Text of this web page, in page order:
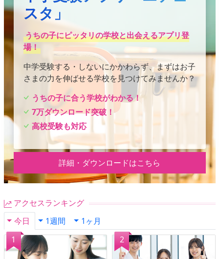
スタ」
うちの子にピッタリの学校と出会えるアプリ登
場！
中学受験する・しないにかかわらず、まずはお子
さまの力を伸ばせる学校を見つけてみませんか？
うちの子に合う学校がわかる！
7万ダウンロード突破！
高校受験も対応
詳細・ダウンロードはこちら
アクセスランキング
今日
1週間 1ヶ月